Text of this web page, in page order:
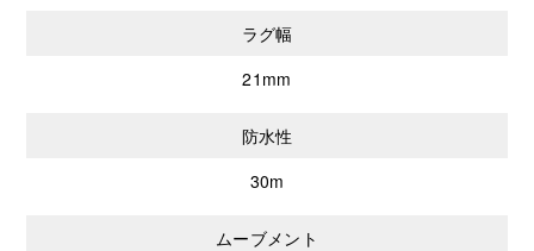
ラグ幅
21mm
防水性
30m
ムーブメント